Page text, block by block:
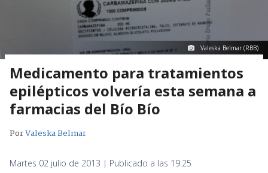
Valeska Belmar (RBB)
Medicamento para tratamientos
epilépticos volvería esta semana a
farmacias del Bío Bío
PorValeska Belmar
Martes 02 julio de 2013 | Publicado a las 19:25